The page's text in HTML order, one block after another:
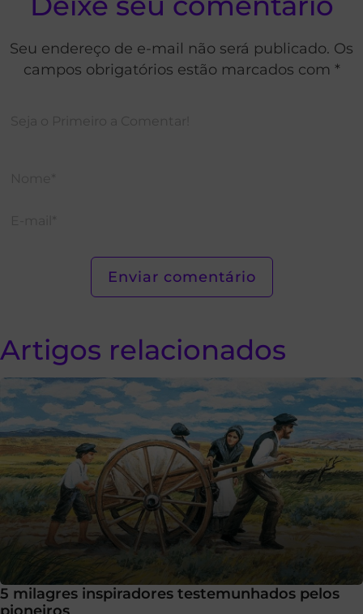
Seu endereço de e-mail não será publicado. Os
campos obrigatórios estão marcados com *
Artigos relacionados
5 milagres inspiradores testemunhados pelos
pioneiros